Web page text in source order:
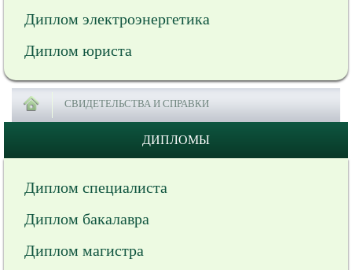
Диплом электроэнергетика
Диплом юриста
СВИДЕТЕЛЬСТВА И СПРАВКИ
ДИПЛОМЫ
Диплом специалиста
Диплом бакалавра
Диплом магистра